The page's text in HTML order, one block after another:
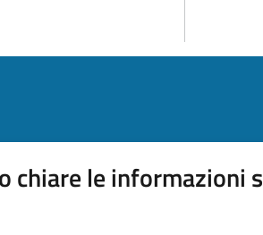
chiare le informazioni